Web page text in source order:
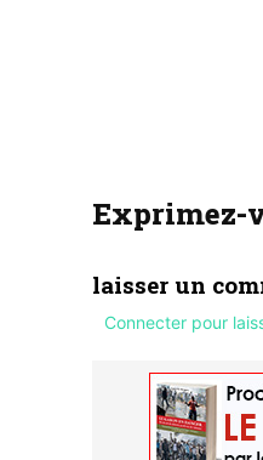
Exprimez-
laisser un
Connecter pour